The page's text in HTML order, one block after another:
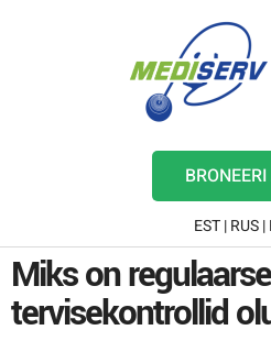
EST|RUS|
Miks on
tervisekontrollid